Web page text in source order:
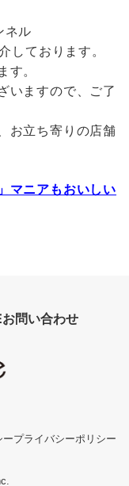
ネル
しております。
。
いますので、ご了
お立ち寄りの店舗
マニアもおいしい
お問い合わせ
ープライバシーポリシー